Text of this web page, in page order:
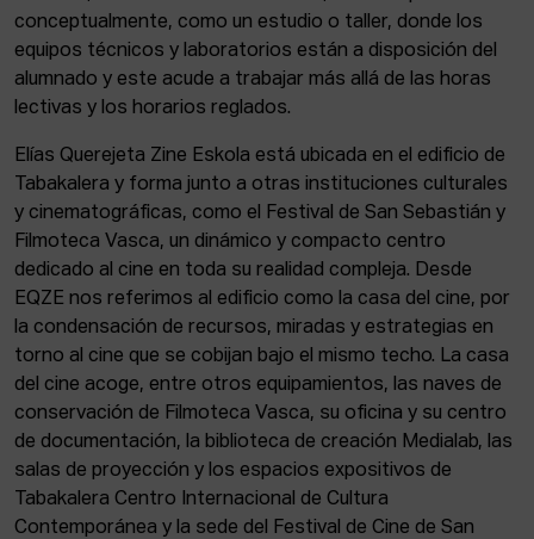
Tabakalera · Andre zigarrogileak plaza, 1
20012 Donostia / San Sebastián
T. 0034 943 545 005
E. info@zine-eskola.eus
conceptualmente, como un estudio o taller, donde los
equipos técnicos y laboratorios están a disposición del
alumnado y este acude a trabajar más allá de las horas
lectivas y los horarios reglados.
Elías Querejeta Zine Eskola está ubicada en el edificio de
Tabakalera y forma junto a otras instituciones culturales
y cinematográficas, como el Festival de San Sebastián y
Filmoteca Vasca, un dinámico y compacto centro
dedicado al cine en toda su realidad compleja. Desde
EQZE nos referimos al edificio como la casa del cine, por
la condensación de recursos, miradas y estrategias en
torno al cine que se cobijan bajo el mismo techo. La casa
del cine acoge, entre otros equipamientos, las naves de
conservación de Filmoteca Vasca, su oficina y su centro
de documentación, la biblioteca de creación Medialab, las
salas de proyección y los espacios expositivos de
Tabakalera Centro Internacional de Cultura
Contemporánea y la sede del Festival de Cine de San